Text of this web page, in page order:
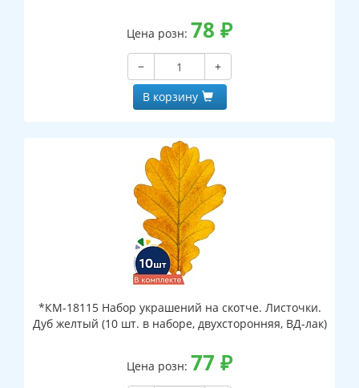
Цена розн: 78 ₽
−
+
В корзину
*КМ-18115 Набор украшений на скотче. Листочки.
Дуб желтый (10 шт. в наборе, двухсторонняя, ВД-лак)
Цена розн: 77 ₽